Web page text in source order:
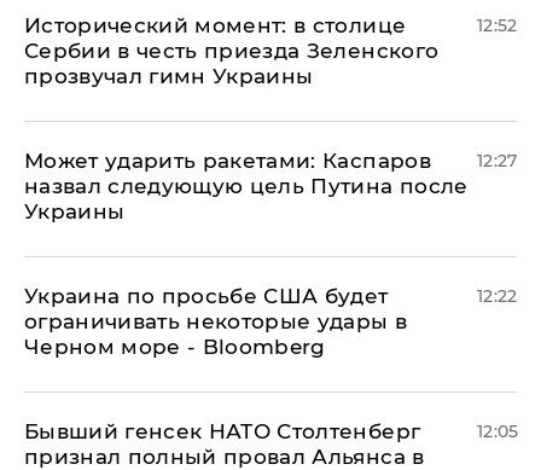
Исторический момент: в столице
Сербии в честь приезда Зеленского
прозвучал гимн Украины
12:52
Может ударить ракетами: Каспаров
назвал следующую цель Путина после
Украины
12:27
Украина по просьбе США будет
ограничивать некоторые удары в
Черном море - Bloomberg
12:22
Бывший генсек НАТО Столтенберг
признал полный провал Альянса в
12:05